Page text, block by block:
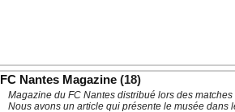
FC Nantes Magazine (18)
Magazine du FC Nantes distribué lors des
Nous avons un article qui présente le musée dans